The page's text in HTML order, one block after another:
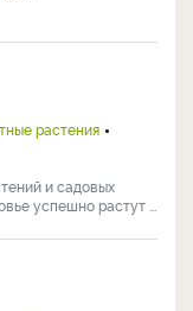
растения
и садовых
успешно растут ...